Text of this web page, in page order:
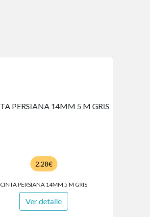
2.28€
CINTA PERSIANA 14MM 5 M GRIS
Ver detalle